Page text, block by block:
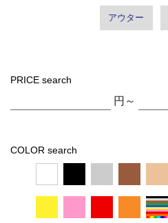
アウター
PRICE search
円～
COLOR search